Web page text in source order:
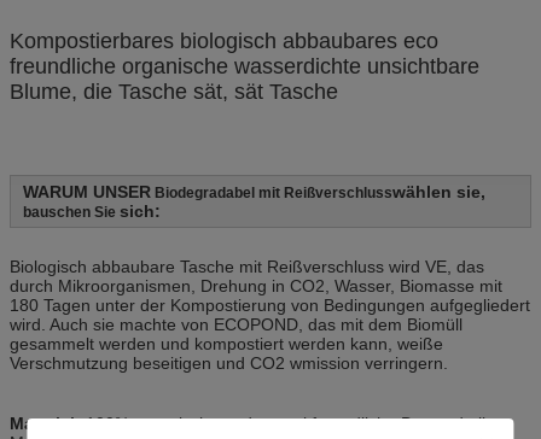
Kompostierbares biologisch abbaubares eco
freundliche organische wasserdichte unsichtbare
Blume, die Tasche sät, sät Tasche
WARUM UNSER Biodegradabel mit Reißverschlusswählen sie,
bauschen Sie sich:
Biologisch abbaubare Tasche mit Reißverschluss wird VE, das
durch Mikroorganismen, Drehung in CO2, Wasser, Biomasse mit
180 Tagen unter der Kompostierung von Bedingungen aufgegliedert
wird. Auch sie machte von ECOPOND, das mit dem Biomüll
gesammelt werden und kompostiert werden kann, weiße
Verschmutzung beseitigen und CO2 wmission verringern.
Material:100% organische und umweltfreundliche Bestandteile -